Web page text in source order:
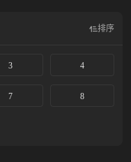
排序
3 4
7 8